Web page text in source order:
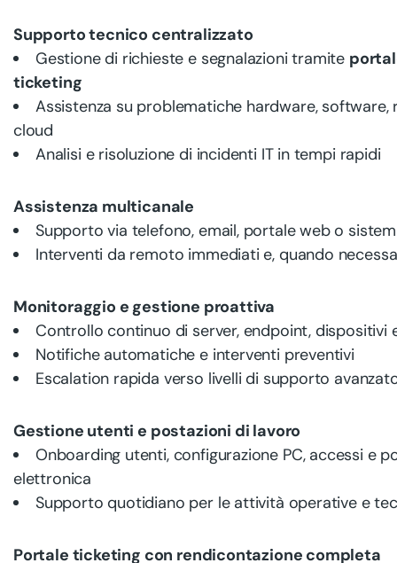
Supporto tecnico centralizzato
Gestione di richieste e segnalazioni tramite
ticketing
Assistenza su problematiche hardware, software,
cloud
Analisi e risoluzione di incidenti IT in tempi rapidi
Assistenza multicanale
Supporto via telefono, email, portale web o
Interventi da remoto immediati e, quando
Monitoraggio e gestione proattiva
Controllo continuo di server, endpoint, dispositivi
Notifiche automatiche e interventi preventivi
Escalation rapida verso livelli di supporto
Gestione utenti e postazioni di lavoro
Onboarding utenti, configurazione PC, accessi e
elettronica
Supporto quotidiano per le attività operative e
Portale ticketing con rendicontazione completa